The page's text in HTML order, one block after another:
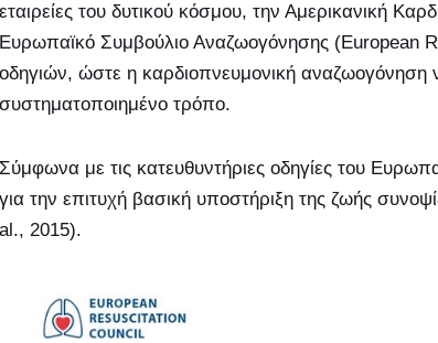
εταιρείες του δυτικού κόσμου, την Αμερικανική
Ευρωπαϊκό Συμβούλιο Αναζωογόνησης (European
οδηγιών, ώστε η καρδιοπνευμονική αναζωογόνηση
συστηματοποιημένο τρόπο.
Σύμφωνα με τις κατευθυντήριες οδηγίες του
για την επιτυχή βασική υποστήριξη της ζωής
al., 2015).